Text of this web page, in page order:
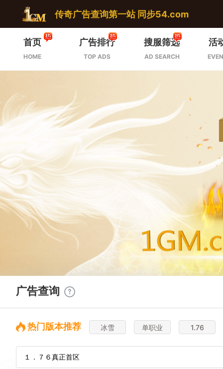
传奇广告查询第一站 同步54.com
首页
HOME
广告排行
TOP ADS
搜服筛选
AD SEARCH
活
广告查询
热门版本推荐 冰雪 单职业 1.76